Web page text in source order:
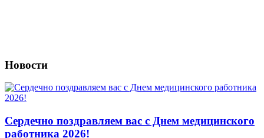
Новости
Сердечно поздравляем вас с Днем медицинского
работника 2026!